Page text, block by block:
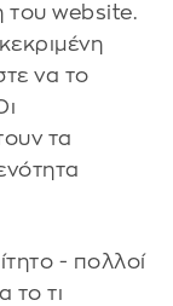
του website.
να το
τα
- πολλοί
το τι